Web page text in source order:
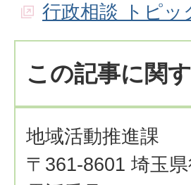
行政相談 トピッ
この記事に関
地域活動推進課
〒361-8601 埼玉